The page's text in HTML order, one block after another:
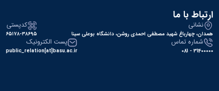
ارتباط با ما
نشانی
همدان، چهارباغ شهید مصطفی احمدی روشن، دانشگاه بوعلی سینا
کدپستی
۶۵۱۷۸-۳۸۶۹۵
شماره تماس
31400000 - 081
پست الکترونیک
public_relation[at]basu.ac.ir